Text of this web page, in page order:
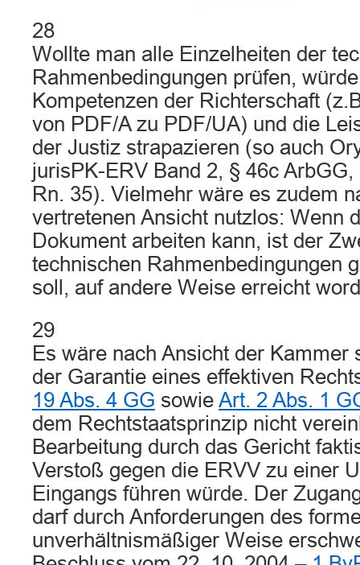
28
Wollte man alle Einzelheiten der
Rahmenbedingungen prüfen,
Kompetenzen der Richterschaft
von PDF/A zu PDF/UA) und die
der Justiz strapazieren (so auch
jurisPK-ERV Band 2, § 46c
Rn. 35). Vielmehr wäre es zudem
vertretenen Ansicht nutzlos: Wenn
Dokument arbeiten kann, ist der
technischen Rahmenbedingungen
soll, auf andere Weise erreicht
29
Es wäre nach Ansicht der Kammer
der Garantie eines effektiven
19 Abs. 4 GG sowie Art. 2 Abs. 1
dem Rechtstaatsprinzip nicht
Bearbeitung durch das Gericht
Verstoß gegen die ERVV zu einer
Eingangs führen würde. Der
darf durch Anforderungen des
unverhältnismäßiger Weise